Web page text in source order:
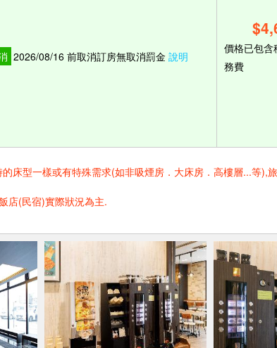
2026/08/16 前取消訂房無取消罰金 說明
價格已包含
務費
床型一樣或有特殊需求(如非吸煙房．大床房．高樓層...等),
店(民宿)實際狀況為主.